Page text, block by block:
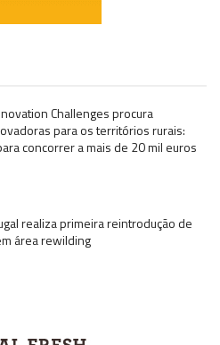
Challenges procura
para os territórios rurais:
concorrer a mais de 20 mil euros
realiza primeira reintrodução de
área rewilding